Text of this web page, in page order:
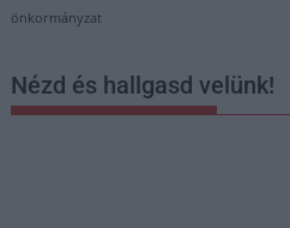
önkormányzat
Nézd és hallgasd velünk!